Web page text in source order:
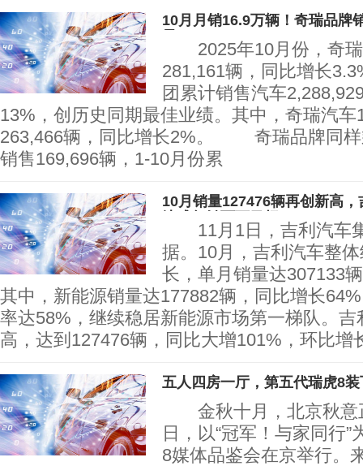
10月月销16.9万辆！奇瑞品牌
2025年10月份，奇瑞
281,161辆，同比增长
团累计销售汽车
13%，创历史同期最佳业绩。其中，奇瑞汽车
263,466辆，同比增长2%。 奇瑞品牌同样
销售169,696辆，1-10月份累
10月销量127476辆再创新高
11月1日，吉利汽车
据。10月，吉利汽车整
长，单月销量达307133
其中，新能源销量达177882辆，同比增长
率达58%，继续稳居新能源市场第一梯队。
高，达到127476辆，同比大增101%，环比增
五人四房一厅，第五代瑞虎8
金秋十月，北京秋意
日，以“冠军！与家同行
8媒体品鉴会在京举行。